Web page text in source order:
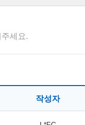
세요.
작성자